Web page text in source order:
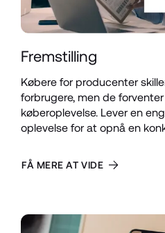
Fremstilling
Købere for producenter
forbrugere, men de
køberoplevelse. Lever en
oplevelse for at opnå en
FÅ MERE AT VIDE